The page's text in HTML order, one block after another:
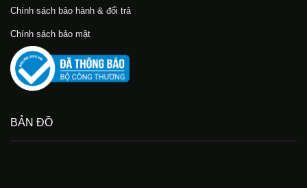
Chính sách bảo hành & đổi trả
Chính sách bảo mật
BẢN ĐỒ